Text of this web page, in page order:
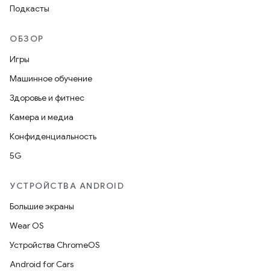
Подкасты
ОБЗОР
Игры
Машинное обучение
Здоровье и фитнес
Камера и медиа
Конфиденциальность
5G
УСТРОЙСТВА ANDROID
Большие экраны
Wear OS
Устройства ChromeOS
Android for Cars